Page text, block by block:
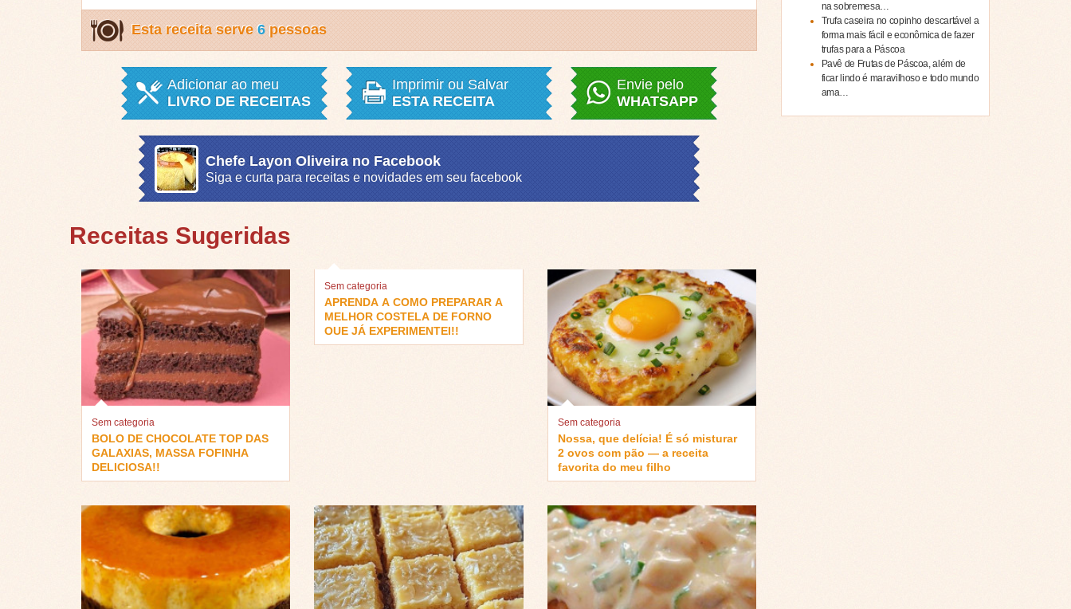
Esta receita serve6 pessoas
Adicionar ao meu
LIVRO DE RECEITAS
Imprimir ou Salvar
ESTA RECEITA
Envie pelo
WHATSAPP
Chefe Layon Oliveira no Facebook
Siga e curta para receitas e novidades em seu facebook
Receitas Sugeridas
Sem categoria
BOLO DE CHOCOLATE TOP DAS
GALAXIAS, MASSA FOFINHA
DELICIOSA!!
Sem categoria
APRENDA A COMO PREPARAR A
MELHOR COSTELA DE FORNO
QUE JÁ EXPERIMENTEI!!
Sem categoria
Nossa, que delícia! É só misturar
2 ovos com pão — a receita
favorita do meu filho
na sobremesa…
Trufa caseira no copinho descartável a
forma mais fácil e econômica de fazer
trufas para a Páscoa
Pavê de Frutas de Páscoa, além de
ficar lindo é maravilhoso e todo mundo
ama…